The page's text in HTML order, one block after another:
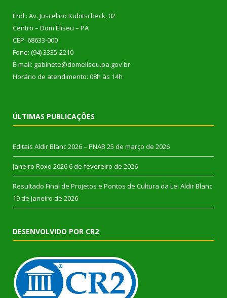
End.: Av. Juscelino Kubitscheck, 02
Centro – Dom Eliseu – PA
CEP: 68633-000
Fone: (94) 3335-2210
E-mail: gabinete@domeliseu.pa.gov.br
Horário de atendimento: 08h às 14h
ÚLTIMAS PUBLICAÇÕES
Editais Aldir Blanc 2026 – PNAB 25 de março de 2026
Janeiro Roxo 2026 6 de fevereiro de 2026
Resultado Final de Projetos e Pontos de Cultura da Lei Aldir Blanc
19 de janeiro de 2026
DESENVOLVIDO POR CR2